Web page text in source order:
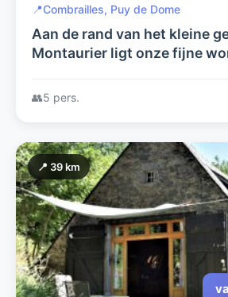
📍Combrailles, Puy de Dome
Aan de rand van het kleine
Montaurier ligt onze fijne
👥5 pers.
📍 39 km